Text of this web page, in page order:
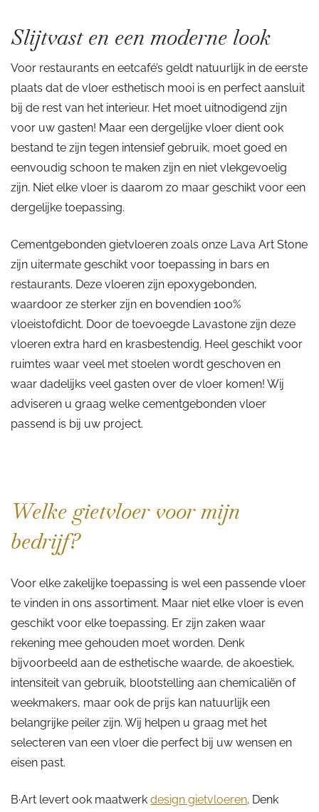
Slijtvast en een moderne look
Voor restaurants en eetcafé’s geldt natuurlijk in de eerste
plaats dat de vloer esthetisch mooi is en perfect aansluit
bij de rest van het interieur. Het moet uitnodigend zijn
voor uw gasten! Maar een dergelijke vloer dient ook
bestand te zijn tegen intensief gebruik, moet goed en
eenvoudig schoon te maken zijn en niet vlekgevoelig
zijn. Niet elke vloer is daarom zo maar geschikt voor een
dergelijke toepassing.
Cementgebonden gietvloeren zoals onze Lava Art Stone
zijn uitermate geschikt voor toepassing in bars en
restaurants. Deze vloeren zijn epoxygebonden,
waardoor ze sterker zijn en bovendien 100%
vloeistofdicht. Door de toevoegde Lavastone zijn deze
vloeren extra hard en krasbestendig. Heel geschikt voor
ruimtes waar veel met stoelen wordt geschoven en
waar dadelijks veel gasten over de vloer komen! Wij
adviseren u graag welke cementgebonden vloer
passend is bij uw project.
Welke gietvloer voor mijn
bedrijf?
Voor elke zakelijke toepassing is wel een passende vloer
te vinden in ons assortiment. Maar niet elke vloer is even
geschikt voor elke toepassing. Er zijn zaken waar
rekening mee gehouden moet worden. Denk
bijvoorbeeld aan de esthetische waarde, de akoestiek,
intensiteit van gebruik, blootstelling aan chemicaliën of
weekmakers, maar ook de prijs kan natuurlijk een
belangrijke peiler zijn. Wij helpen u graag met het
selecteren van een vloer die perfect bij uw wensen en
eisen past.
B·Art levert ook maatwerk design gietvloeren. Denk